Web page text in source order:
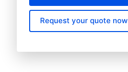
Request your quote now